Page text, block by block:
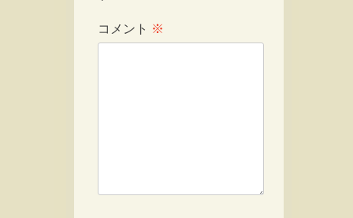
コメント ※